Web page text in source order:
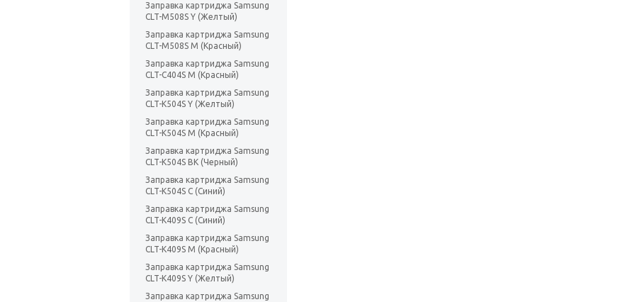
Заправка картриджа Samsung
CLT-M508S Y (Желтый)
Заправка картриджа Samsung
CLT-M508S M (Красный)
Заправка картриджа Samsung
CLT-C404S M (Красный)
Заправка картриджа Samsung
CLT-K504S Y (Желтый)
Заправка картриджа Samsung
CLT-K504S M (Красный)
Заправка картриджа Samsung
CLT-K504S BK (Черный)
Заправка картриджа Samsung
CLT-K504S C (Синий)
Заправка картриджа Samsung
CLT-K409S C (Синий)
Заправка картриджа Samsung
CLT-K409S M (Красный)
Заправка картриджа Samsung
CLT-K409S Y (Желтый)
Заправка картриджа Samsung